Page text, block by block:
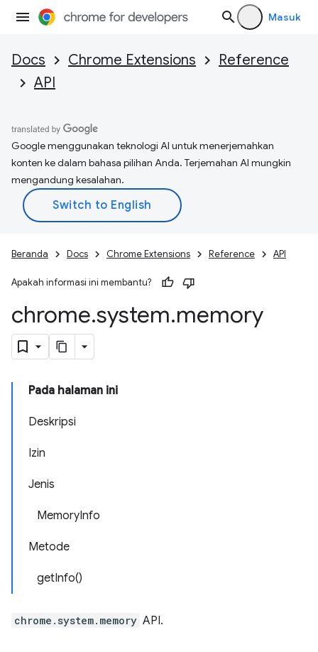
Masuk
Docs Chrome Extensions
Reference
API
Google menggunakan teknologi AI untuk menerjemahkan
konten ke dalam bahasa pilihan Anda. Terjemahan AI mungkin
mengandung kesalahan.
Beranda Docs Chrome Extensions Reference API
Apakah informasi ini membantu?
chrome.system.memory
Pada halaman ini
Deskripsi
Izin
Jenis
MemoryInfo
Metode
getInfo()
chrome.system.memory API.